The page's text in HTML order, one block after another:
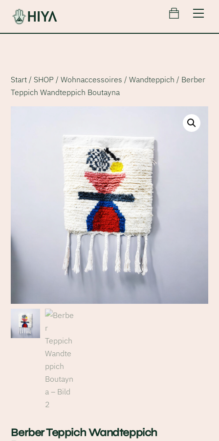
content
Cart
Start / SHOP /Wohnaccessoires /Wandteppich / Berber
Teppich Wandteppich Boutayna
Berber Teppich Wandteppich